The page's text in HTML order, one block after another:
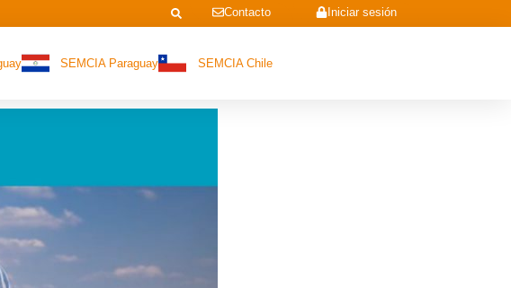
Iniciar sesión
Contacto
SEMCIA Paraguay SEMCIA Chile